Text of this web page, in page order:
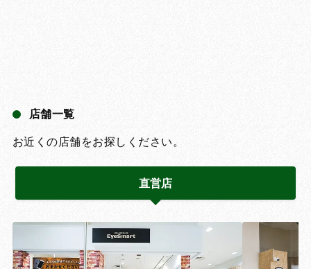
店舗一覧
お近くの店舗をお探しください。
直営店